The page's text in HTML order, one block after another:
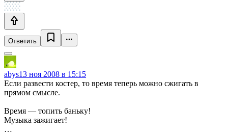
Ответить
abys13 ноя 2008 в 15:15
Если развести костер, то время теперь можно сжигать в
прямом смысле.
Время — топить баньку!
Музыка зажигает!
…